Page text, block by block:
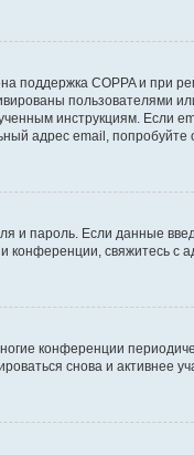
COPPA и при
пользователями
инструкциям. Если
адрес email, попробуйте
и пароль. Если данные
свяжитесь с
конференции
снова и активнее